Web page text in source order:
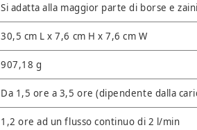
Si adatta alla maggior parte di borse e
30,5 cm L x 7,6 cm H x 7,6 cm W
907,18 g
Da 1,5 ore a 3,5 ore (dipendente dalla
1,2 ore ad un flusso continuo di 2 l/min